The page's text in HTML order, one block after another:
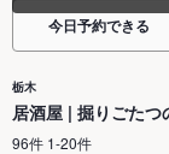
今日予約できる
栃木
居酒屋 | 掘りごたつ
96件 1-20件